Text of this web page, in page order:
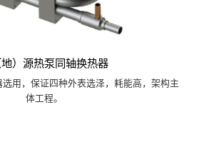
）源热泵同轴换热器
用，保证四种外表选泽，耗能高，架构主
体工程。